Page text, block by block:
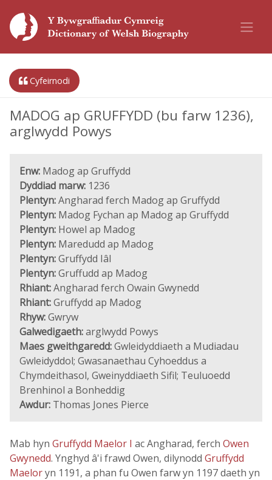
Cyfeirnodi
MADOG ap GRUFFYDD (bu farw 1236),
arglwydd Powys
Enw: Madog ap Gruffydd
Dyddiad marw: 1236
Plentyn:Angharad ferch Madog ap Gruffydd
Plentyn: Madog Fychan ap Madog ap Gruffydd
Plentyn: Howel ap Madog
Plentyn: Maredudd ap Madog
Plentyn:Gruffydd Iâl
Plentyn:Gruffudd ap Madog
Rhiant:Angharad ferch Owain Gwynedd
Rhiant:Gruffydd ap Madog
Rhyw:Gwryw
Galwedigaeth:arglwydd Powys
Maes gweithgaredd:Gwleidyddiaeth a Mudiadau
Gwleidyddol; Gwasanaethau Cyhoeddus a
Chymdeithasol, Gweinyddiaeth Sifil; Teuluoedd
Brenhinol a Bonheddig
Awdur: Thomas Jones Pierce
Mab hyn Gruffydd Maelor I ac Angharad, ferch Owen
Gwynedd. Ynghyd â'i frawd Owen, dilynodd Gruffydd
Maeloryn 1191, a phan fu Owen farw yn 1197 daeth yn